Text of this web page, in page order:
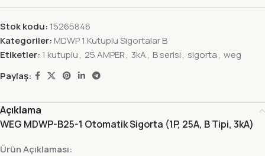
Stok kodu: 15265846
Kategoriler: MDWP 1 Kutuplu Sigortalar B
Etiketler: 1 kutuplu, 25 AMPER, 3kA, B serisi, sigorta, weg
Paylaş:
Açıklama
WEG MDWP-B25-1 Otomatik Sigorta (1P, 25A, B Tipi, 3kA)
Ürün Açıklaması: